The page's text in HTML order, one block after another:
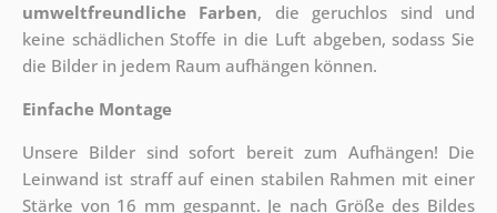
umweltfreundliche Farben, die geruchlos sind und
keine schädlichen Stoffe in die Luft abgeben, sodass Sie
die Bilder in jedem Raum aufhängen können.
Einfache Montage
Unsere Bilder sind sofort bereit zum Aufhängen! Die
Leinwand ist straff auf einen stabilen Rahmen mit einer
Stärke von 16 mm gespannt. Je nach Größe des Bildes